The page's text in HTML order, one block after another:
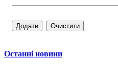
Останні новини